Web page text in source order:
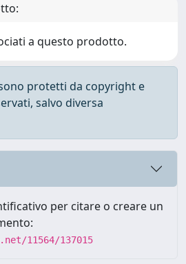
a questo prodotto.
protetti da copyright e
salvo diversa
per citare o creare un
11564/137015